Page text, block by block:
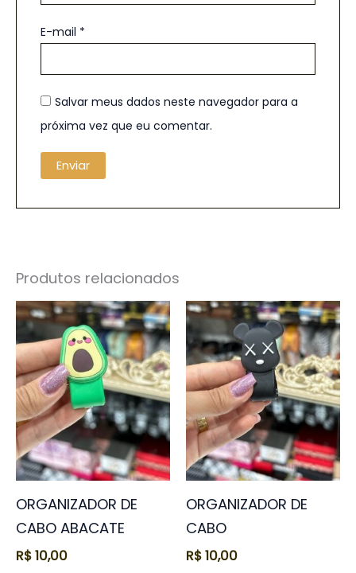
E-mail *
Salvar meus dados neste navegador para a
próxima vez que eu comentar.
Produtos relacionados
ORGANIZADOR DE
CABO ABACATE
R$10,00
ORGANIZADOR DE
CABO
R$10,00